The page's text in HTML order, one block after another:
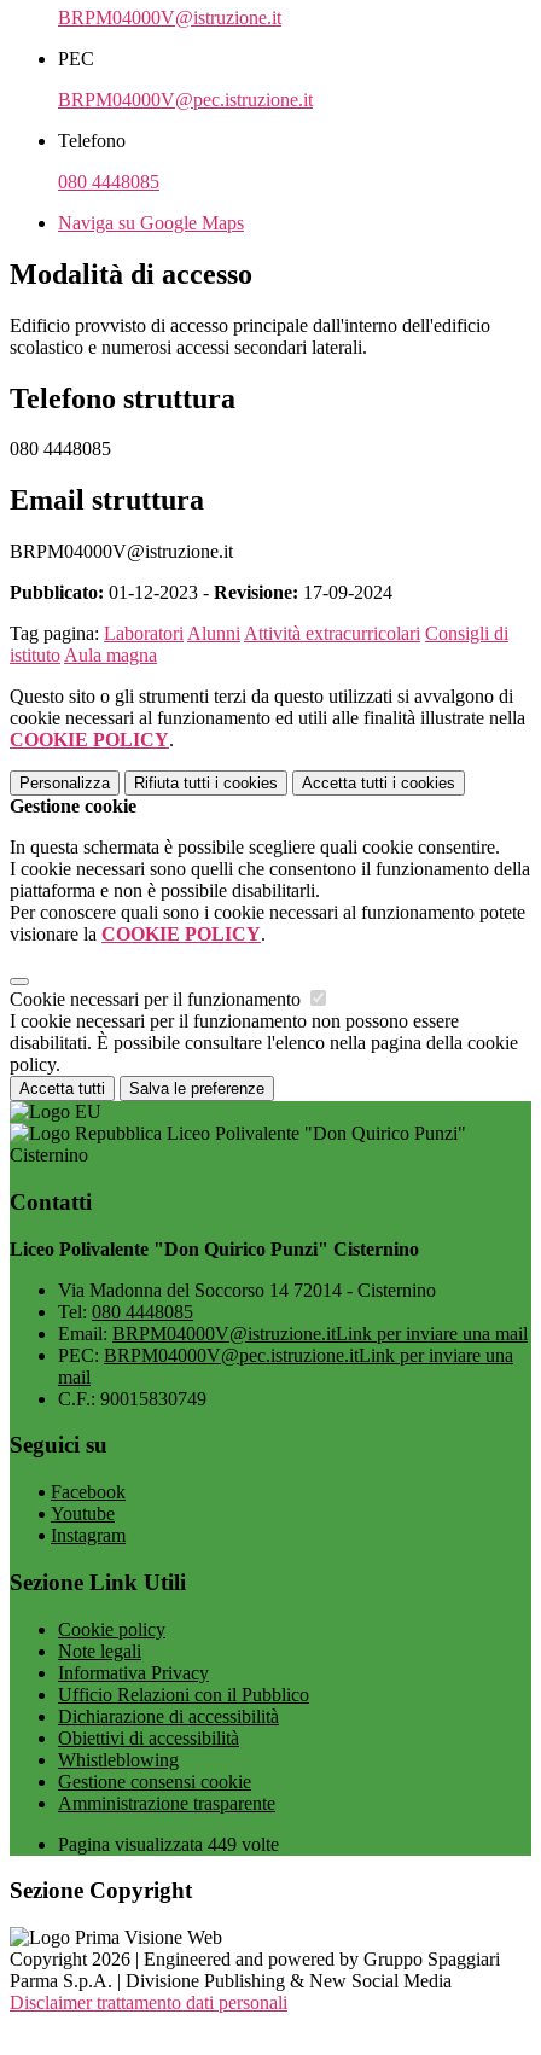
BRPM04000V@istruzione.it
PEC
BRPM04000V@pec.istruzione.it
Telefono
080 4448085
Naviga su Google Maps
Modalità di accesso
Edificio provvisto di accesso principale dall'interno dell'edificio
scolastico e numerosi accessi secondari laterali.
Telefono struttura
080 4448085
Email struttura
BRPM04000V@istruzione.it
Pubblicato: 01-12-2023 - Revisione: 17-09-2024
Tag pagina: Laboratori Alunni Attività extracurricolari Consigli di
istituto Aula magna
Questo sito o gli strumenti terzi da questo utilizzati si avvalgono di
cookie necessari al funzionamento ed utili alle finalità illustrate nella
COOKIE POLICY.
Personalizza Rifiuta tutti i cookies Accetta tutti i cookies
Gestione cookie
In questa schermata è possibile scegliere quali cookie consentire.
I cookie necessari sono quelli che consentono il funzionamento della
piattaforma e non è possibile disabilitarli.
Per conoscere quali sono i cookie necessari al funzionamento potete
visionare la COOKIE POLICY.
Cookie necessari per il funzionamento
I cookie necessari per il funzionamento non possono essere
disabilitati. È possibile consultare l'elenco nella pagina della cookie
policy.
Accetta tutti Salva le preferenze
Liceo Polivalente "Don Quirico Punzi"
Cisternino
Contatti
Liceo Polivalente "Don Quirico Punzi" Cisternino
Via Madonna del Soccorso 14 72014 - Cisternino
Tel: 080 4448085
Email: BRPM04000V@istruzione.itLink per inviare una mail
PEC: BRPM04000V@pec.istruzione.itLink per inviare una
mail
C.F.: 90015830749
Seguici su
Facebook
Youtube
Instagram
Sezione Link Utili
Cookie policy
Note legali
Informativa Privacy
Ufficio Relazioni con il Pubblico
Dichiarazione di accessibilità
Obiettivi di accessibilità
Whistleblowing
Gestione consensi cookie
Amministrazione trasparente
Pagina visualizzata 449 volte
Sezione Copyright
Copyright 2026 | Engineered and powered by Gruppo Spaggiari
Parma S.p.A. | Divisione Publishing & New Social Media
Disclaimer trattamento dati personali